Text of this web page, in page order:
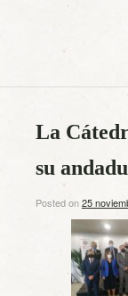
La
su
Posted on25